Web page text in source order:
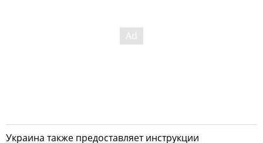
Украина также предоставляет инструкции